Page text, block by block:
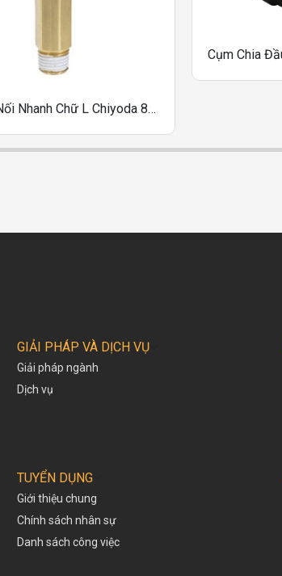
Đầu Nối Nhanh Chữ L Chiyoda 8R-01M2L, 8R-02M2L, 8R-03M2L, 10R-02M2L, 10R-03M2L, 10R-04M2L
GIẢI PHÁP VÀ DỊCH VỤ
Giải pháp ngành
Dịch vụ
TUYỂN DỤNG
Giới thiệu chung
Chính sách nhân sự
Danh sách công việc